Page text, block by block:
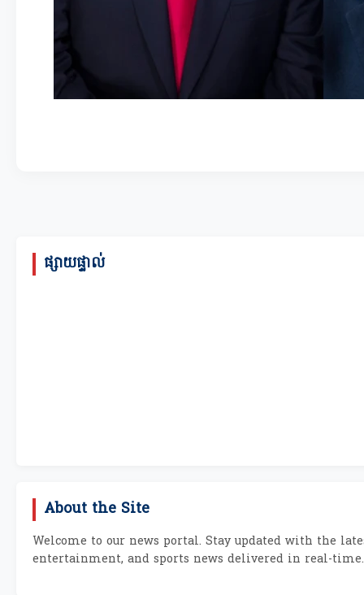
ផ្សាយផ្ទាល់
About the Site
Welcome to our news portal. Stay updated with the
entertainment, and sports news delivered in real-time.